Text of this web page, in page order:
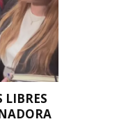
LIBRES